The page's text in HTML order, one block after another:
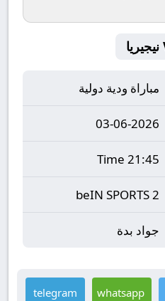
مباراة ودية دولية
03-06-2026
21:45 Time
beIN SPORTS 2
جواد بدة
whatsapp
telegram